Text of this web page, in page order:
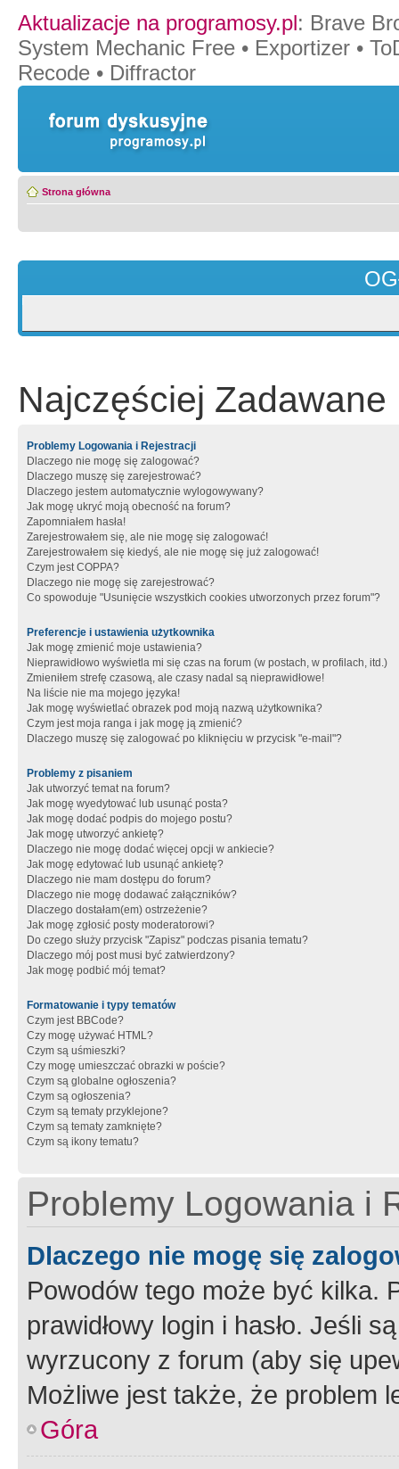
Aktualizacje na programosy.pl: Brave
System Mechanic Free • Exportizer •
Recode • Diffractor
Strona główna
Najczęściej Zadawane
Problemy Logowania i Rejestracji
Dlaczego nie mogę się zalogować?
Dlaczego muszę się zarejestrować?
Dlaczego jestem automatycznie wylogowywany?
Jak mogę ukryć moją obecność na forum?
Zapomniałem hasła!
Zarejestrowałem się, ale nie mogę się zalogować!
Zarejestrowałem się kiedyś, ale nie mogę się już zalogować!
Czym jest COPPA?
Dlaczego nie mogę się zarejestrować?
Co spowoduje "Usunięcie wszystkich cookies utworzonych przez forum"?
Preferencje i ustawienia użytkownika
Jak mogę zmienić moje ustawienia?
Nieprawidłowo wyświetla mi się czas na forum (w postach, w profilach, itd.)
Zmieniłem strefę czasową, ale czasy nadal są nieprawidłowe!
Na liście nie ma mojego języka!
Jak mogę wyświetlać obrazek pod moją nazwą użytkownika?
Czym jest moja ranga i jak mogę ją zmienić?
Dlaczego muszę się zalogować po kliknięciu w przycisk "e-mail"?
Problemy z pisaniem
Jak utworzyć temat na forum?
Jak mogę wyedytować lub usunąć posta?
Jak mogę dodać podpis do mojego postu?
Jak mogę utworzyć ankietę?
Dlaczego nie mogę dodać więcej opcji w ankiecie?
Jak mogę edytować lub usunąć ankietę?
Dlaczego nie mam dostępu do forum?
Dlaczego nie mogę dodawać załączników?
Dlaczego dostałam(em) ostrzeżenie?
Jak mogę zgłosić posty moderatorowi?
Do czego służy przycisk "Zapisz" podczas pisania tematu?
Dlaczego mój post musi być zatwierdzony?
Jak mogę podbić mój temat?
Formatowanie i typy tematów
Czym jest BBCode?
Czy mogę używać HTML?
Czym są uśmieszki?
Czy mogę umieszczać obrazki w poście?
Czym są globalne ogłoszenia?
Czym są ogłoszenia?
Czym są tematy przyklejone?
Czym są tematy zamknięte?
Czym są ikony tematu?
Problemy Logowania i
Dlaczego nie mogę się
Powodów tego może być kilka.
prawidłowy login i hasło. Jeśli
wyrzucony z forum (aby się
Możliwe jest także, że problem
Góra